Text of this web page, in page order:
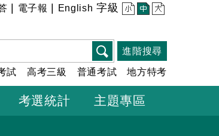
電子報 English 字級 小 中 大
進階搜尋
試 高考三級 普通考試 地方特考
考選統計 主題專區